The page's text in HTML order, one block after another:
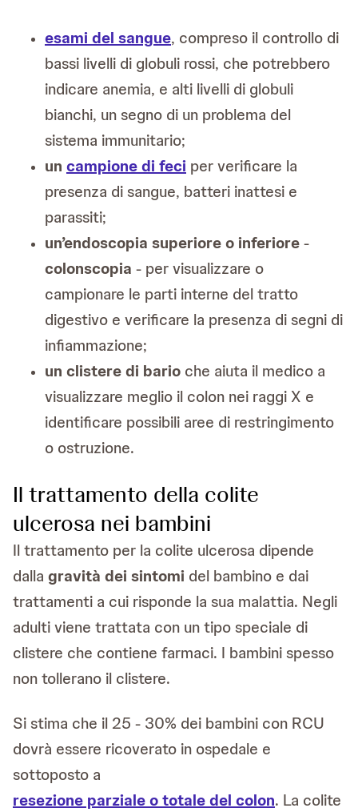
esami del sangue, compreso il controllo di
bassi livelli di globuli rossi, che potrebbero
indicare anemia, e alti livelli di globuli
bianchi, un segno di un problema del
sistema immunitario;
un campione di feci per verificare la
presenza di sangue, batteri inattesi e
parassiti;
un’endoscopia superiore o inferiore-
colonscopia - per visualizzare o
campionare le parti interne del tratto
digestivo e verificare la presenza di segni di
infiammazione;
un clistere di bario che aiuta il medico a
visualizzare meglio il colon nei raggi X e
identificare possibili aree di restringimento
o ostruzione.
Il trattamento della colite
ulcerosa nei bambini
Il trattamento per la colite ulcerosa dipende
dalla gravità dei sintomi del bambino e dai
trattamenti a cui risponde la sua malattia. Negli
adulti viene trattata con un tipo speciale di
clistere che contiene farmaci. I bambini spesso
non tollerano il clistere.
Si stima che il 25 - 30% dei bambini con RCU
dovrà essere ricoverato in ospedale e
sottoposto a
resezione parziale o totale del colon. La colite